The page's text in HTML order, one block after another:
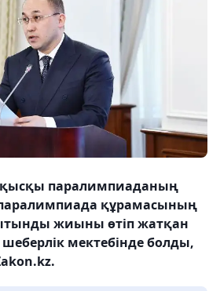
қысқы паралимпиаданың
құрамасының
жиыны өтіп жатқан
мектебінде болды,